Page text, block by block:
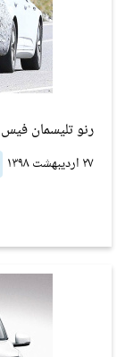
رنو تلیسمان
۲۷ اردیبهشت ۱۳۹۸